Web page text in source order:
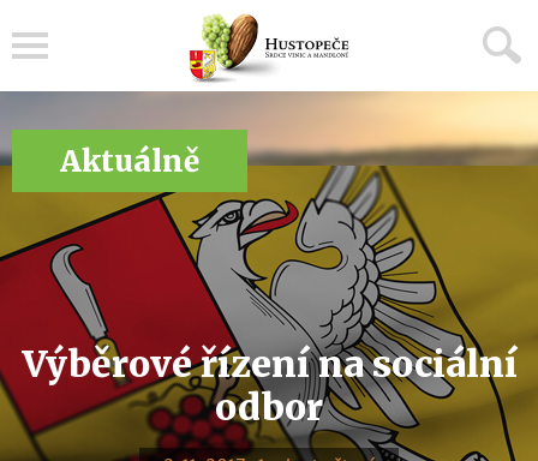
Aktuálně
Výběrové řízení na sociální
odbor